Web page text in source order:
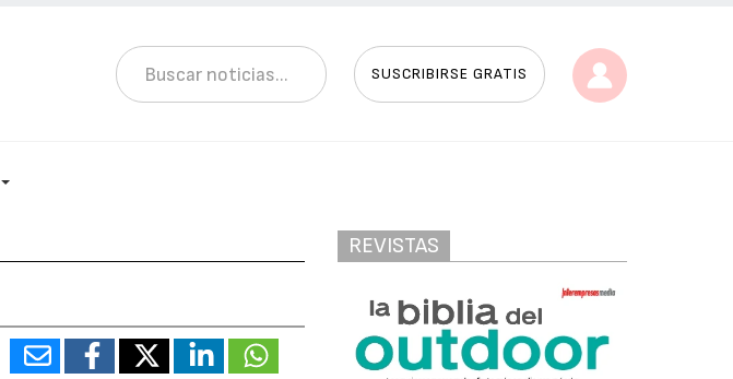
SUSCRIBIRSE GRATIS
REVISTAS